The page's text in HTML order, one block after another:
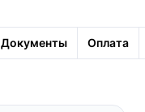
Документы Оплата